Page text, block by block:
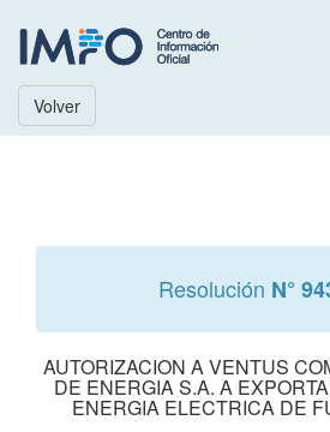
Volver
Resolución N°
AUTORIZACION A VENTUS
DE ENERGIA S.A. A
ENERGIA ELECTRICA DE